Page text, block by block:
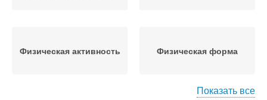
Физическая активность Физическая форма
Показать все